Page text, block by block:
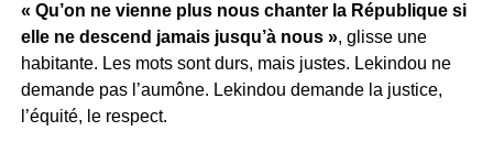
« Qu’on ne vienne plus nous chanter la République si
elle ne descend jamais jusqu’à nous », glisse une
habitante. Les mots sont durs, mais justes. Lekindou ne
demande pas l’aumône. Lekindou demande la justice,
l’équité, le respect.